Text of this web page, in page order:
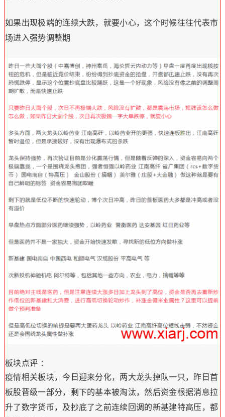
如果出现极端的连续大跌，就要小心，这个时候往往代表市
场进入强势调整期
板块点评 ：
疫情相关板块，今日迎来分化，两大龙头掉队一只，昨日首
板股晋级一部分，剩下的基本被淘汰，然后资金根据消息拉
升了数字货币，及抄底了之前连续回调的新基建特高压，都